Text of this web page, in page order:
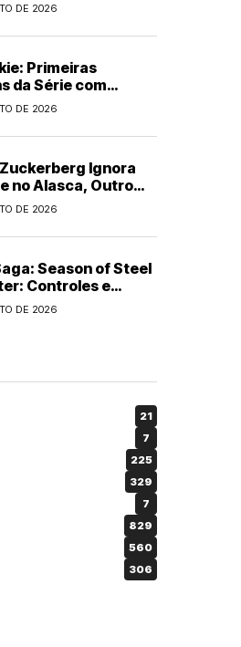
DE 2026
Primeiras
da Série com
Zeta-Jones
DE 2026
Ignora
no Alasca, Outro
DE 2026
Season of Steel
Controles e
Unificados
DE 2026
21
7
225
329
7
829
560
306